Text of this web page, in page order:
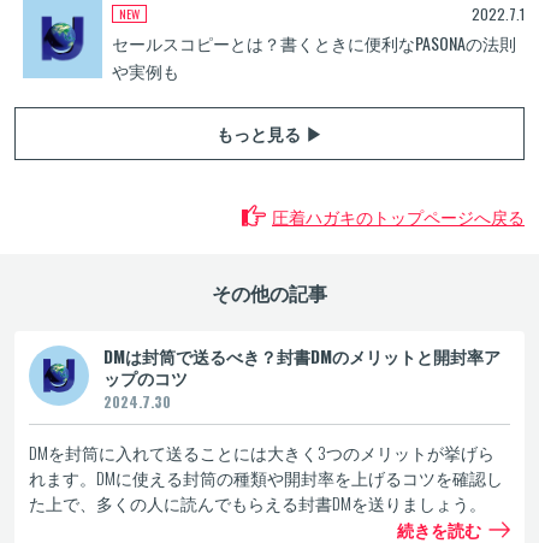
2022.7.1
セールスコピーとは？書くときに便利なPASONAの法則
や実例も
もっと見る ▶
圧着ハガキのトップページへ戻る
その他の記事
DMは封筒で送るべき？封書DMのメリットと開封率ア
ップのコツ
2024.7.30
DMを封筒に入れて送ることには大きく3つのメリットが挙げら
れます。DMに使える封筒の種類や開封率を上げるコツを確認し
た上で、多くの人に読んでもらえる封書DMを送りましょう。
続きを読む